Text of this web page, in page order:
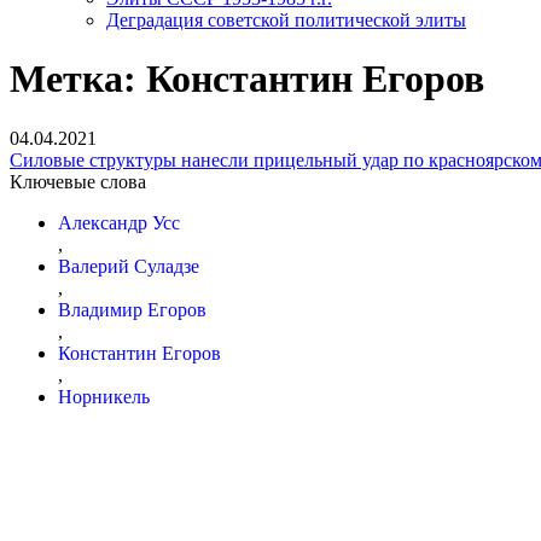
Деградация советской политической элиты
Метка: Константин Егоров
04.04.2021
Силовые структуры нанесли прицельный удар по
Ключевые слова
Александр Усс
,
Валерий Суладзе
,
Владимир Егоров
,
Константин Егоров
,
Норникель